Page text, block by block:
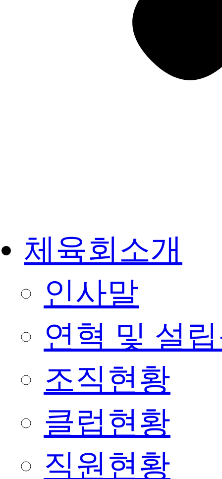
체육회소개
인사말
연혁 및 설
조직현황
클럽현황
직원현황